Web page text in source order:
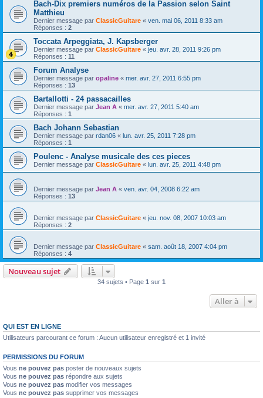
Bach-Dix premiers numéros de la Passion selon Saint
Matthieu
Dernier message par ClassicGuitare « ven. mai 06, 2011 8:33 am
Réponses : 2
Toccata Arpeggiata, J. Kapsberger
Dernier message par ClassicGuitare « jeu. avr. 28, 2011 9:26 pm
Réponses : 11
Forum Analyse
Dernier message par opaline « mer. avr. 27, 2011 6:55 pm
Réponses : 13
Bartallotti - 24 passacailles
Dernier message par Jean A « mer. avr. 27, 2011 5:40 am
Réponses : 1
Bach Johann Sebastian
Dernier message par rdan06 « lun. avr. 25, 2011 7:28 pm
Réponses : 1
Poulenc - Analyse musicale des ces pieces
Dernier message par ClassicGuitare « lun. avr. 25, 2011 4:48 pm
Dernier message par Jean A « ven. avr. 04, 2008 6:22 am
Réponses : 13
Dernier message par ClassicGuitare « jeu. nov. 08, 2007 10:03 am
Réponses : 2
Dernier message par ClassicGuitare « sam. août 18, 2007 4:04 pm
Réponses : 4
Nouveau sujet
34 sujets • Page 1 sur 1
Aller à
QUI EST EN LIGNE
Utilisateurs parcourant ce forum : Aucun utilisateur enregistré et 1 invité
PERMISSIONS DU FORUM
Vous ne pouvez pas poster de nouveaux sujets
Vous ne pouvez pas répondre aux sujets
Vous ne pouvez pas modifier vos messages
Vous ne pouvez pas supprimer vos messages